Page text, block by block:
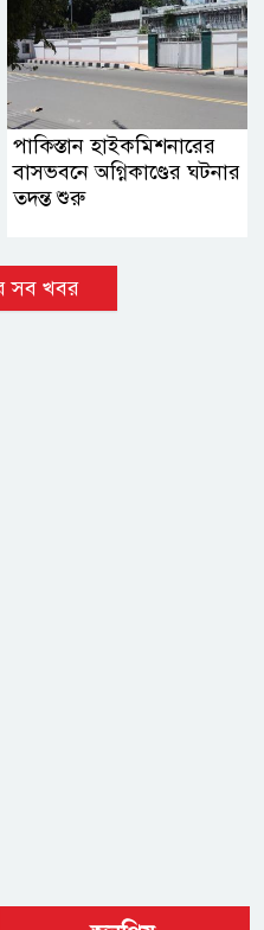
পাকিস্তান হাইকমিশনারের
বাসভবনে অগ্নিকাণ্ডের ঘটনার
তদন্ত শুরু
সব খবর